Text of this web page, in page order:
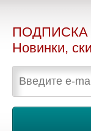
ПОДПИСКА
Новинки,